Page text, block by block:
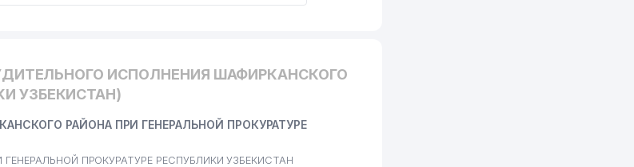
ИСПОЛНЕНИЯ ШАФИРКАНСКОГО
УЗБЕКИСТАН)
РАЙОНА ПРИ ГЕНЕРАЛЬНОЙ ПРОКУРАТУРЕ
ПРОКУРАТУРЕ РЕСПУБЛИКИ УЗБЕКИСТАН